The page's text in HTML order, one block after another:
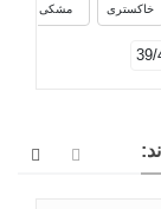
خاکستری مشکی
39/